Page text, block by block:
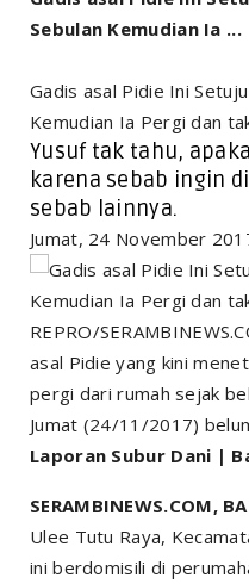
Sebulan Kemudian Ia ...
Gadis asal Pidie Ini
Kemudian Ia Pergi dan
Yusuf tak tahu,
karena sebab ingin
sebab lainnya.
Jumat, 24 November
REPRO/
asal Pidie yang kini
pergi dari rumah sejak
Jumat (24/11/2017)
Laporan Subur Dani |
SERAMBINEWS.COM,
Ulee Tutu Raya,
ini berdomisili di